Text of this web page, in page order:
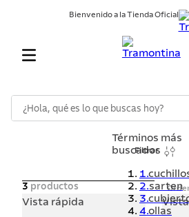
Bienvenido a la Tienda Oficial
Filtrar
3 productos
Vista rápida
Términos más
buscados
1.
2.sarten
3.
4.ollas